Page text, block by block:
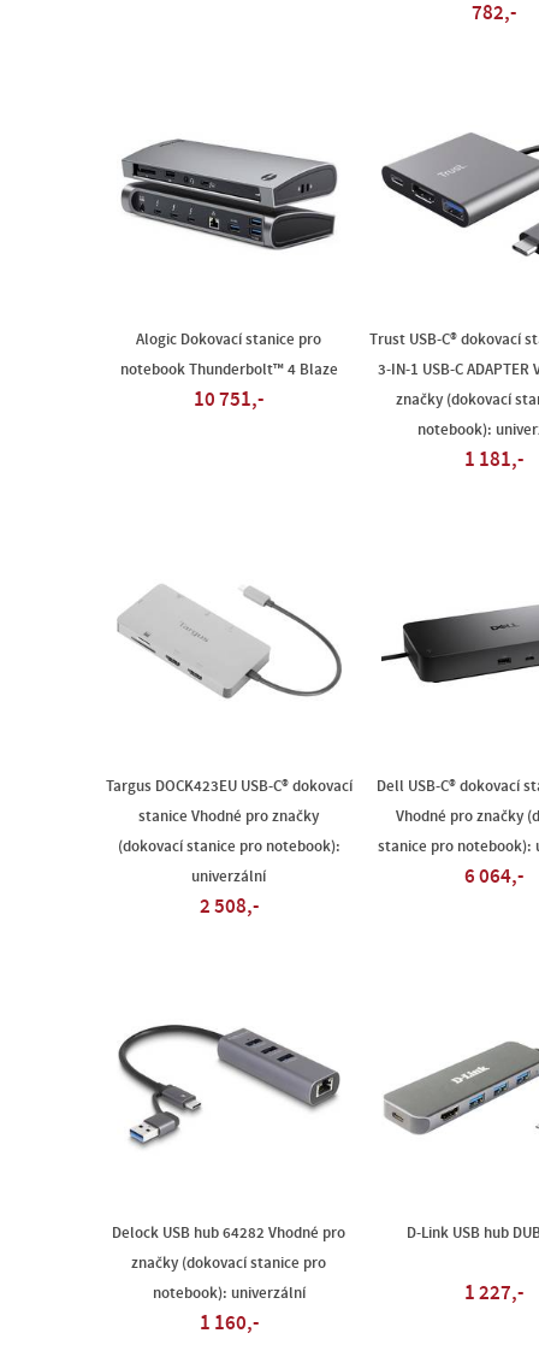
782,-
Alogic Dokovací stanice pro
notebook Thunderbolt™ 4 Blaze
10 751,-
Trust USB-C® dokovací
3-IN-1 USB-C ADAPTER
značky (dokovací
notebook):
1 181,-
Targus DOCK423EU USB-C® dokovací
stanice Vhodné pro značky
(dokovací stanice pro notebook):
univerzální
2 508,-
Dell USB-C® dokovací
Vhodné pro značky
stanice pro notebook):
6 064,-
Delock USB hub 64282 Vhodné pro
značky (dokovací stanice pro
notebook): univerzální
1 160,-
D-Link USB hub
1 227,-